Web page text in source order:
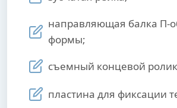
направляющая балка П-
формы;
съемный концевой
пластина для фиксации